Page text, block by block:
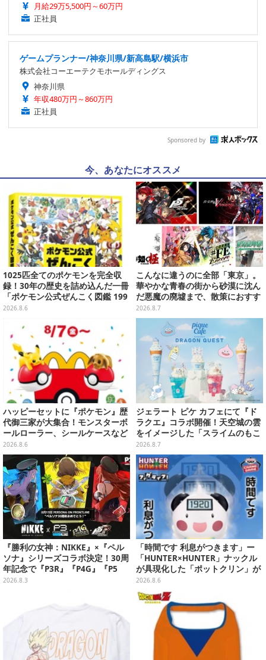
月給29万5,500円～60万円
正社員
ゲームプランナー/神奈川県/新高島駅/横浜市
株式会社コーエーテクモホールディングス
神奈川県
年収480万円～860万円
正社員
Sponsored by
今、あなたにオススメ
1025匹全てのポケモンを完全収
録！30年の歴史を詰め込んだ一冊
「ポケモン公式ぜんこく図鑑 199
6-2026」が大ボリューム
2026.8.6
こんなに違うのに全部「東京」。
華やかな青春の街から砂漠に沈ん
だ悪魔の廃墟まで、散策におすす
め東京ゲーム5選【特集】
2026.8.7
ハッピーセットに『ポケモン』歴
代御三家が大集合！モンスターボ
ールローラー、シールケースなど
全12種
2026.8.6
ジェラート ピケ カフェにて『ド
ラクエ』コラボ開催！天空城の雲
をイメージした「スライムのもこ
もこ天空クレープ」などを提供
2026.8.7
『勝利の女神：NIKKE』×『ペル
ソナ』シリーズコラボ決定！30周
年記念で『P3R』『P4G』『P5
R』の3作品参戦
2026.8.3
「時間です 利息がつきます」ー
「HUNTER×HUNTER」ナックル
が具現化した「ポットクリン」が
貯金箱としてプライズ展開
2026.8.6